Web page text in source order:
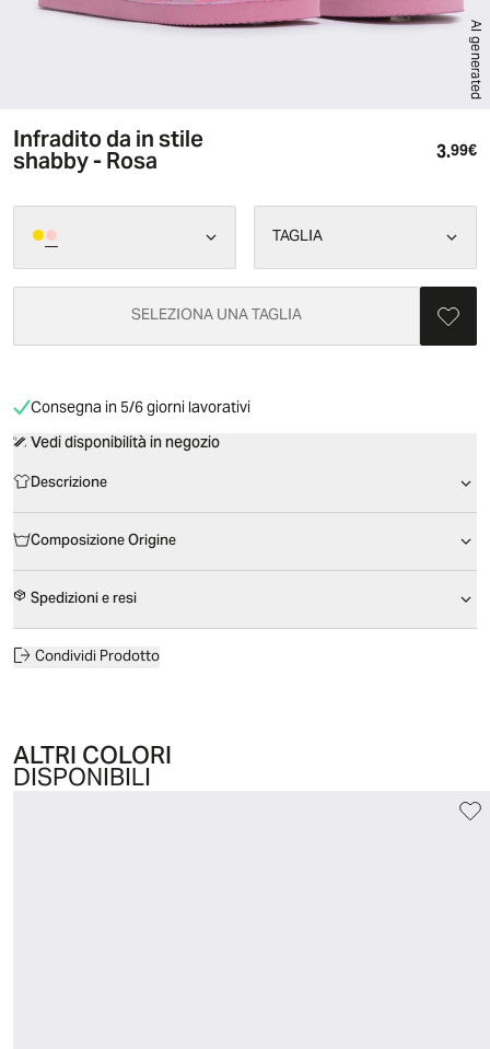
AI generated
Infradito da in stile
shabby - Rosa 3.99€
TAGLIA
SELEZIONA UNA TAGLIA
Consegna in 5/6 giorni lavorativi
Vedi disponibilità in negozio
Descrizione
Composizione Origine
Spedizioni e resi
Condividi Prodotto
ALTRI COLORI
DISPONIBILI